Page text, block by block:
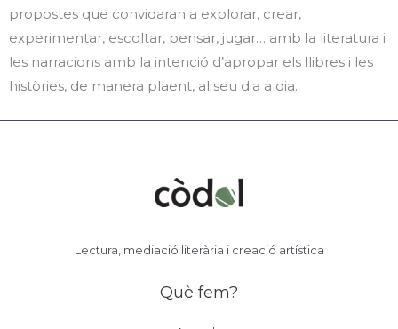
propostes que convidaran a explorar, crear,
experimentar, escoltar, pensar, jugar… amb la literatura i
les narracions amb la intenció d’apropar els llibres i les
històries, de manera plaent, al seu dia a dia.
Lectura, mediació literària i creació artística
Què fem?